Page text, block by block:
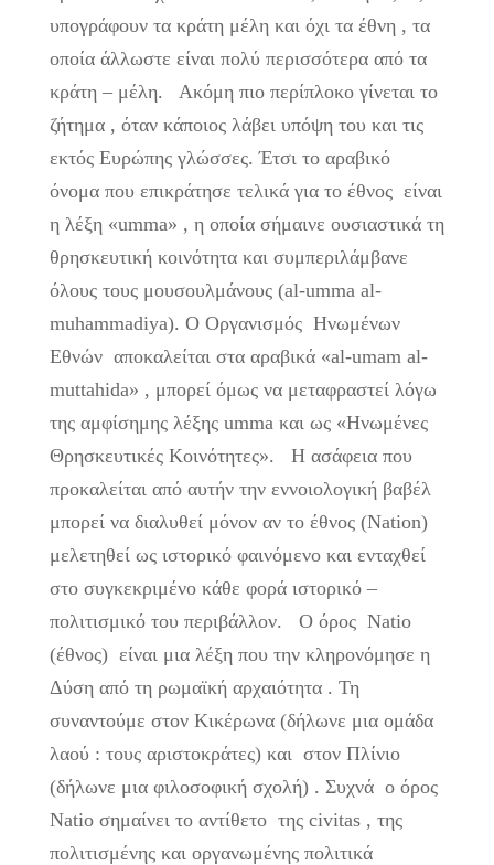
υπογράφουν τα κράτη μέλη και όχι τα έθνη , τα
οποία άλλωστε είναι πολύ περισσότερα από τα
κράτη – μέλη. Ακόμη πιο περίπλοκο γίνεται το
ζήτημα , όταν κάποιος λάβει υπόψη του και τις
εκτός Ευρώπης γλώσσες. Έτσι το αραβικό
όνομα που επικράτησε τελικά για το έθνος είναι
η λέξη «umma» , η οποία σήμαινε ουσιαστικά τη
θρησκευτική κοινότητα και συμπεριλάμβανε
όλους τους μουσουλμάνους (al-umma al-
muhammadiya). Ο Οργανισμός Ηνωμένων
Εθνών αποκαλείται στα αραβικά «al-umam al-
muttahida» , μπορεί όμως να μεταφραστεί λόγω
της αμφίσημης λέξης umma και ως «Ηνωμένες
Θρησκευτικές Κοινότητες». Η ασάφεια που
προκαλείται από αυτήν την εννοιολογική βαβέλ
μπορεί να διαλυθεί μόνον αν το έθνος (Nation)
μελετηθεί ως ιστορικό φαινόμενο και ενταχθεί
στο συγκεκριμένο κάθε φορά ιστορικό –
πολιτισμικό του περιβάλλον. Ο όρος Natio
(έθνος) είναι μια λέξη που την κληρονόμησε η
Δύση από τη ρωμαϊκή αρχαιότητα . Τη
συναντούμε στον Κικέρωνα (δήλωνε μια ομάδα
λαού : τους αριστοκράτες) και στον Πλίνιο
(δήλωνε μια φιλοσοφική σχολή) . Συχνά ο όρος
Natio σημαίνει το αντίθετο της civitas , της
πολιτισμένης και οργανωμένης πολιτικά